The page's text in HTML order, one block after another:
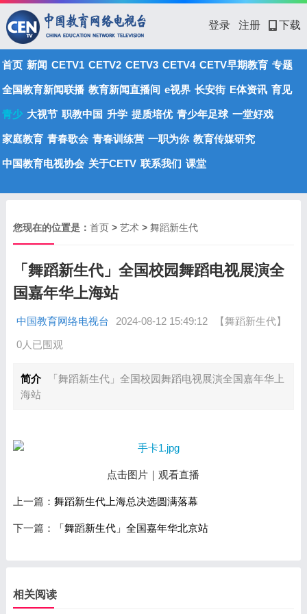
登录 注册 下载
首页 新闻 CETV1 CETV2 CETV3 CETV4 CETV早期教育 专题
全国教育新闻联播 教育新闻直播间 e视界 长安街 E体资讯 育见
青少 大视节 职教中国 升学 提质培优 青少年足球 一堂好戏
家庭教育 青春歌会 青春训练营 一职为你 教育传媒研究
中国教育电视协会 关于CETV 联系我们 课堂
您现在的位置是： 首页> 艺术> 舞蹈新生代
「舞蹈新生代」全国校园舞蹈电视展演全
国嘉年华上海站
中国教育网络电视台 2024-08-12 15:49:12
【舞蹈新生代】
0人已围观
简介
「舞蹈新生代」全国校园舞蹈电视展演全国嘉年华上
海站
点击图片｜观看直播
上一篇： 舞蹈新生代上海总决选圆满落幕
下一篇： 「舞蹈新生代」全国嘉年华北京站
相关阅读